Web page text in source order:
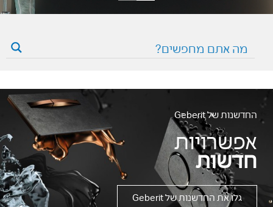
החדשנות של Geberit
אפשרויות
חדשות
גלו את החדשנות של Geberit